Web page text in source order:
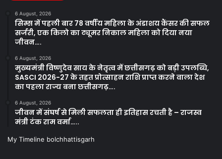
6 August, 2026
सिम्स में पहली बार 78 वर्षीय महिला के अंडाशय कैंसर की सफल
सर्जरी, एक किलो का ट्यूमर निकाल महिला को दिया नया
जीवन….
6 August, 2026
मुख्यमंत्री विष्णुदेव साय के नेतृत्व में छत्तीसगढ़ को बड़ी उपलब्धि,
SASCI 2026-27 के तहत प्रोत्साहन राशि प्राप्त करने वाला देश
का पहला राज्य बना छत्तीसगढ़….
6 August, 2026
जीवन में संघर्ष से मिली सफलता ही इतिहास रचती है – राजस्व
मंत्री टंक राम वर्मा…..
My Timeline bolchhattisgarh